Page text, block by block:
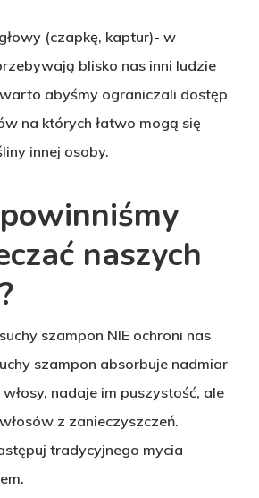
(czapkę, kaptur)- w
blisko nas inni ludzie
abyśmy ograniczali dostęp
na których łatwo mogą się
innej osoby.
naszych
szampon NIE ochroni nas
szampon absorbuje nadmiar
nadaje im puszystość, ale
z zanieczyszczeń.
tradycyjnego mycia